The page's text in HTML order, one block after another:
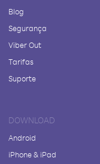
Blog
Segurança
Viber Out
Tarifas
Suporte
DOWNLOAD
Android
iPhone & iPad